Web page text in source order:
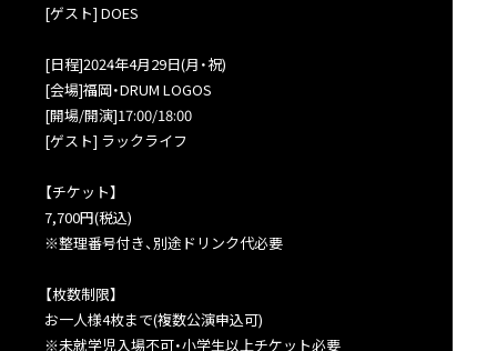
[ゲスト] DOES
[日程]2024年4月29日(月・祝)
[会場]福岡・DRUM LOGOS
[開場/開演]17:00/18:00
[ゲスト] ラックライフ
【チケット】
7,700円(税込)
※整理番号付き、別途ドリンク代必要
【枚数制限】
お一人様4枚まで(複数公演申込可)
※未就学児入場不可・小学生以上チケット必要